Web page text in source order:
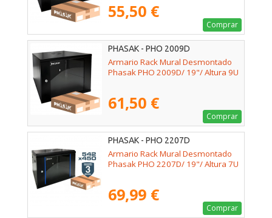
55,50 €
Comprar
PHASAK - PHO 2009D
Armario Rack Mural Desmontado
Phasak PHO 2009D/ 19"/ Altura 9U
61,50 €
Comprar
PHASAK - PHO 2207D
Armario Rack Mural Desmontado
Phasak PHO 2207D/ 19"/ Altura 7U
69,99 €
Comprar